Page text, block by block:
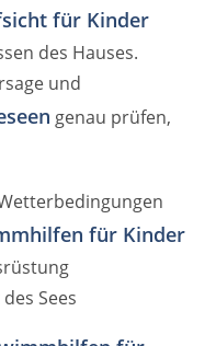
für Kinder
des Hauses.
und
genau prüfen,
für Kinder
Sees